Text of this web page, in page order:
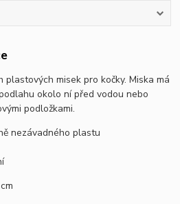
misek pro kočky. Miska má
okolo ní před vodou nebo
podložkami.
nezávadného plastu